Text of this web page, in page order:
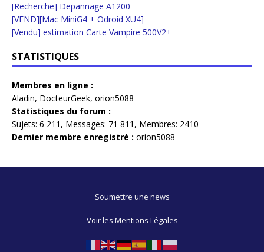
[Recherche] Depannage A1200
[VEND][Mac MiniG4 + Odroid XU4]
[Vendu] estimation Carte Vampire 500V2+
STATISTIQUES
Membres en ligne :
Aladin, DocteurGeek, orion5088
Statistiques du forum :
Sujets: 6 211, Messages: 71 811, Membres: 2410
Dernier membre enregistré : orion5088
Soumettre une news
Voir les Mentions Légales